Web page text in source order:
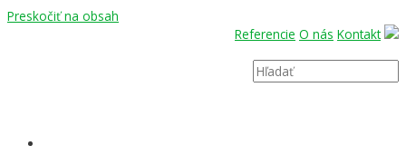
Preskočiť na obsah
Referencie O nás Kontakt